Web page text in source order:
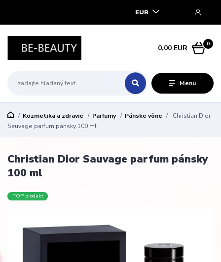
Menu
EUR
0
0,00 EUR
Kozmetika a zdravie Parfumy Pánske vône
Christian Dior
Sauvage parfum pánsky 100 ml
Christian Dior Sauvage parfum pánsky
100 ml
TOP produkt